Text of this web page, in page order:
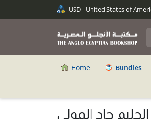
USD - United States of
Home Bundles
جاد المولى